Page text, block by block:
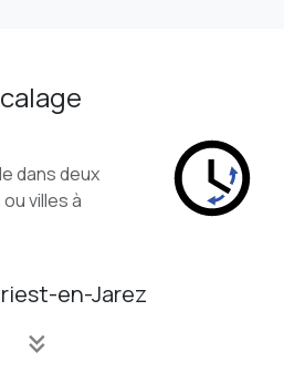
dans deux
villes à
en-Jarez
keyboard_double_arrow_down